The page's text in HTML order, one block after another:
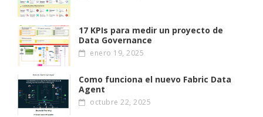
17 KPIs para medir un proyecto de
Data Governance
enero 19, 2025
Como funciona el nuevo Fabric Data
Agent
octubre 22, 2025